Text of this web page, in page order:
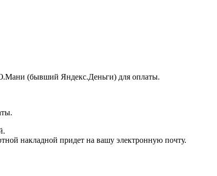
(бывший Яндекс.Деньги) для оплаты.
накладной придет на вашу электронную почту.